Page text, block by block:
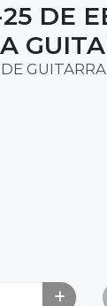
DE